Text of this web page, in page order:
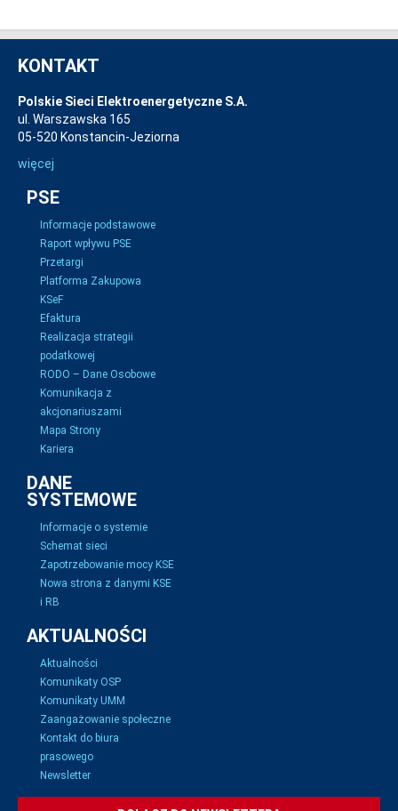
KONTAKT
Polskie Sieci Elektroenergetyczne S.A.
ul. Warszawska 165
05-520 Konstancin-Jeziorna
więcej
PSE
Informacje podstawowe
Raport wpływu PSE
Przetargi
Platforma Zakupowa
KSeF
Efaktura
Realizacja strategii
podatkowej
RODO – Dane Osobowe
Komunikacja z
akcjonariuszami
Mapa Strony
Kariera
DANE
SYSTEMOWE
Informacje o systemie
Schemat sieci
Zapotrzebowanie mocy KSE
Nowa strona z danymi KSE
i RB
AKTUALNOŚCI
Aktualności
Komunikaty OSP
Komunikaty UMM
Zaangażowanie społeczne
Kontakt do biura
prasowego
Newsletter